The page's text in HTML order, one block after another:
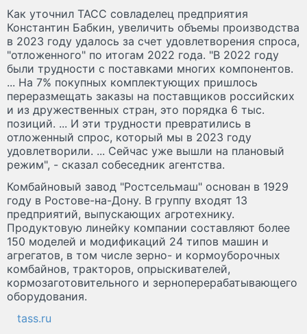
Как уточнил ТАСС совладелец предприятия
Константин Бабкин, увеличить объемы производства
в 2023 году удалось за счет удовлетворения спроса,
"отложенного" по итогам 2022 года. "В 2022 году
были трудности с поставками многих компонентов.
... На 7% покупных комплектующих пришлось
переразмещать заказы на поставщиков российских
и из дружественных стран, это порядка 6 тыс.
позиций. ... И эти трудности превратились в
отложенный спрос, который мы в 2023 году
удовлетворили. ... Сейчас уже вышли на плановый
режим", - сказал собеседник агентства.
Комбайновый завод "Ростсельмаш" основан в 1929
году в Ростове-на-Дону. В группу входят 13
предприятий, выпускающих агротехнику.
Продуктовую линейку компании составляют более
150 моделей и модификаций 24 типов машин и
агрегатов, в том числе зерно- и кормоуборочных
комбайнов, тракторов, опрыскивателей,
кормозаготовительного и зерноперерабатывающего
оборудования.
tass.ru